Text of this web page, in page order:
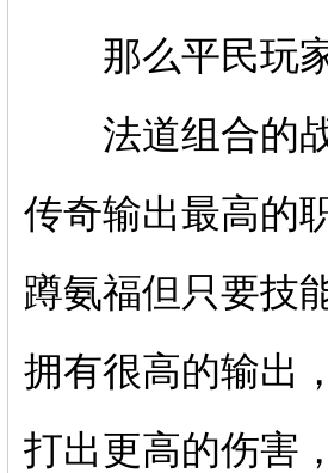
那么平民玩家
法道组合的战
传奇输出最高的
蹲氨福但只要技
拥有很高的输出
打出更高的伤害